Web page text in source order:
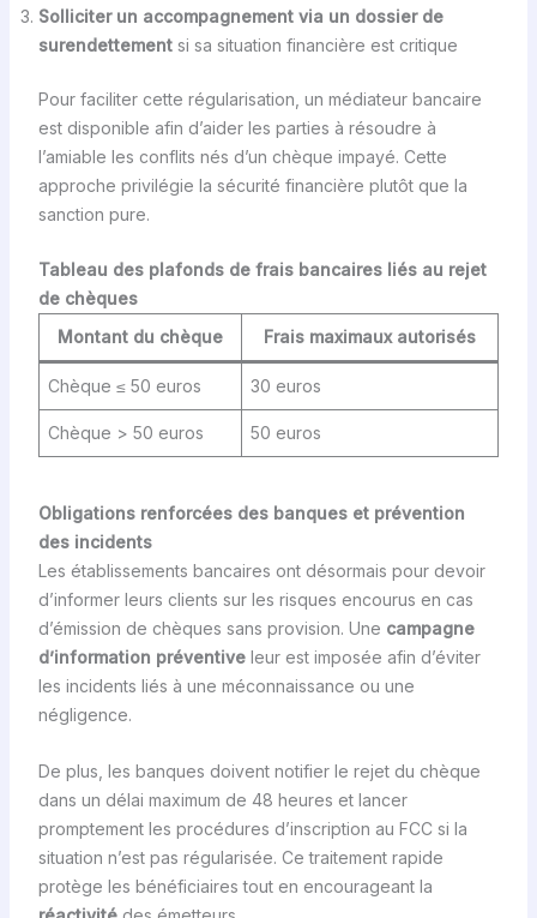
Solliciter un accompagnement via un dossier de
surendettementsi sa situation financière est critique
Pour faciliter cette régularisation, un médiateur bancaire
est disponible afin d’aider les parties à résoudre à
l’amiable les conflits nés d’un chèque impayé. Cette
approche privilégie la sécurité financière plutôt que la
sanction pure.
Tableau des plafonds de frais bancaires liés au rejet
de chèques
Montant du chèque
Frais maximaux autorisés
Chèque ≤ 50 euros 30 euros
Chèque > 50 euros 50 euros
Obligations renforcées des banques et prévention
des incidents
Les établissements bancaires ont désormais pour devoir
d’informer leurs clients sur les risques encourus en cas
d’émission de chèques sans provision. Une campagne
d’information préventiveleur est imposée afin d’éviter
les incidents liés à une méconnaissance ou une
négligence.
De plus, les banques doivent notifier le rejet du chèque
dans un délai maximum de 48 heures et lancer
promptement les procédures d’inscription au FCC si la
situation n’est pas régularisée. Ce traitement rapide
protège les bénéficiaires tout en encourageant la